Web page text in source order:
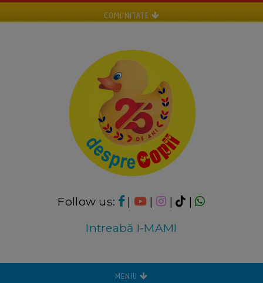
COMUNITATE
Follow us: | | |
|
Intreabă I-MAMI
MENIU